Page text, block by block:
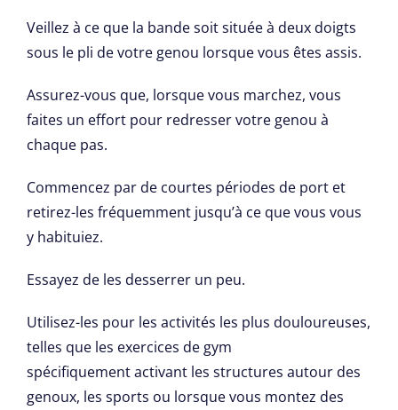
Veillez à ce que la bande soit située à deux doigts
sous le pli de votre genou lorsque vous êtes assis.
Assurez-vous que, lorsque vous marchez, vous
faites un effort pour redresser votre genou à
chaque pas.
Commencez par de courtes périodes de port et
retirez-les fréquemment jusqu’à ce que vous vous
y habituiez.
Essayez de les desserrer un peu.
Utilisez-les pour les activités les plus douloureuses,
telles que les exercices de gym
spécifiquement activant les structures autour des
genoux, les sports ou lorsque vous montez des